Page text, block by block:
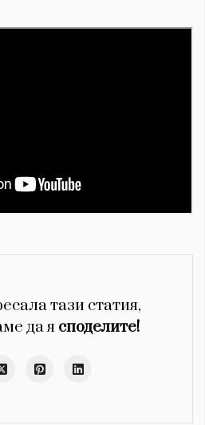
тази статия,
да я споделите!